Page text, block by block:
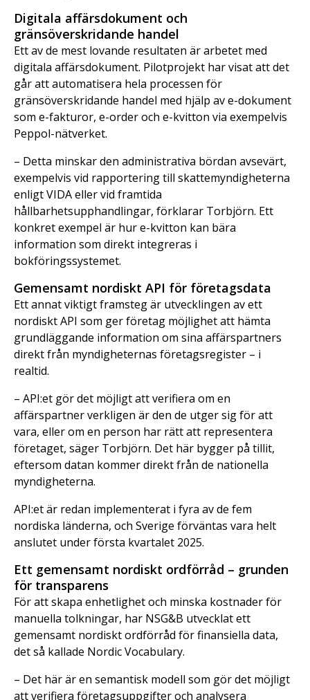
Digitala affärsdokument och
gränsöverskridande handel
Ett av de mest lovande resultaten är arbetet med
digitala affärsdokument. Pilotprojekt har visat att det
går att automatisera hela processen för
gränsöverskridande handel med hjälp av e-dokument
som e-fakturor, e-order och e-kvitton via exempelvis
Peppol-nätverket.
– Detta minskar den administrativa bördan avsevärt,
exempelvis vid rapportering till skattemyndigheterna
enligt VIDA eller vid framtida
hållbarhetsupphandlingar, förklarar Torbjörn. Ett
konkret exempel är hur e-kvitton kan bära
information som direkt integreras i
bokföringssystemet.
Gemensamt nordiskt API för företagsdata
Ett annat viktigt framsteg är utvecklingen av ett
nordiskt API som ger företag möjlighet att hämta
grundläggande information om sina affärspartners
direkt från myndigheternas företagsregister – i
realtid.
– API:et gör det möjligt att verifiera om en
affärspartner verkligen är den de utger sig för att
vara, eller om en person har rätt att representera
företaget, säger Torbjörn. Det här bygger på tillit,
eftersom datan kommer direkt från de nationella
myndigheterna.
API:et är redan implementerat i fyra av de fem
nordiska länderna, och Sverige förväntas vara helt
anslutet under första kvartalet 2025.
Ett gemensamt nordiskt ordförråd – grunden
för transparens
För att skapa enhetlighet och minska kostnader för
manuella tolkningar, har NSG&B utvecklat ett
gemensamt nordiskt ordförråd för finansiella data,
det så kallade Nordic Vocabulary.
– Det här är en semantisk modell som gör det möjligt
att verifiera företagsuppgifter och analysera